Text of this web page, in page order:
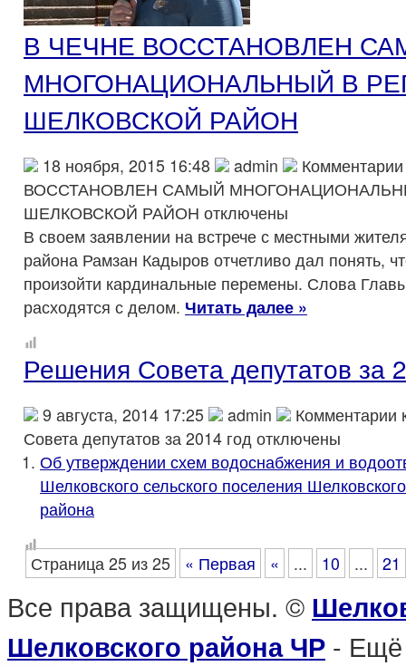
В ЧЕЧНЕ ВОССТАНОВЛЕН
МНОГОНАЦИОНАЛЬНЫЙ В
ШЕЛКОВСКОЙ РАЙОН
18 ноября, 2015 16:48 admin Комментарии
ВОССТАНОВЛЕН САМЫЙ
ШЕЛКОВСКОЙ РАЙОН отключены
В своем заявлении на встрече с местными
района Рамзан Кадыров отчетливо дал понять,
произойти кардинальные перемены. Слова
расходятся с делом. Читать далее »
Решения Совета депутатов за
9 августа, 2014 17:25 admin Комментарии
Совета депутатов за 2014 год отключены
Об утверждении схем водоснабжения и
Шелковского сельского поселения
района
Страница 25 из 25 « Первая « ... 10 ... 21
Все права защищены. ©
Шелковского района ЧР - Ещё